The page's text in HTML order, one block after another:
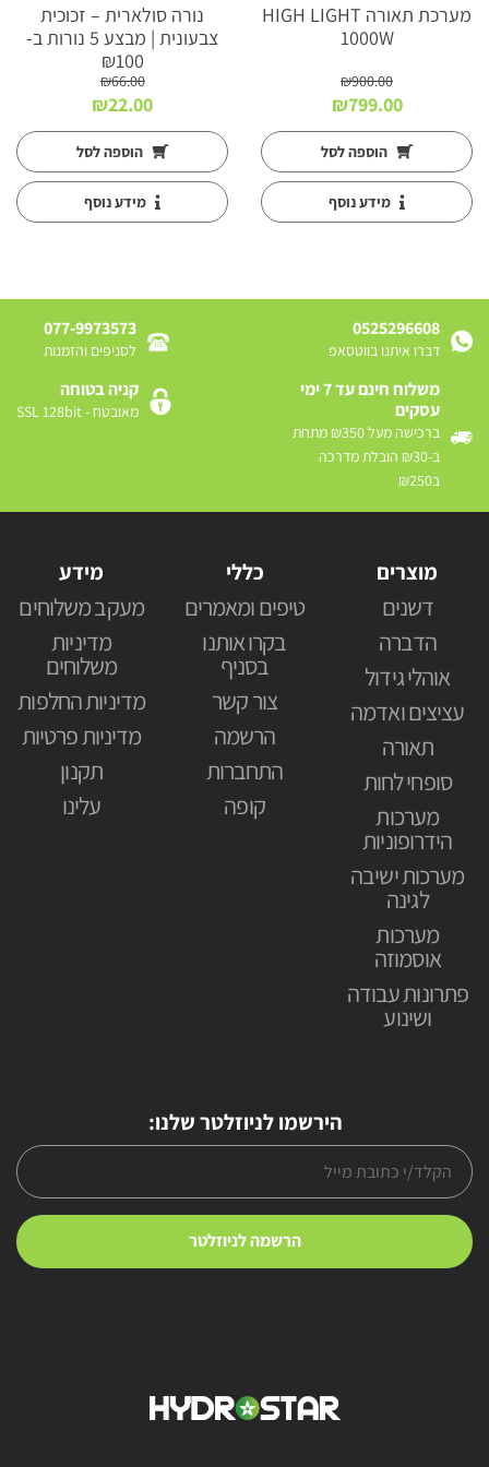
מערכת תאורה HIGH LIGHT
1000W
₪900.00
המחיר
המקורי
היה:
₪900.00.
₪799.00
הנוכחי
הוא:
₪799.00.
הוספה לסל
מידע נוסף
נורה סולארית – זכוכית
צבעונית | מבצע 5 נורות ב-
₪100
₪66.00
המחיר
המקורי
היה:
₪66.00.
₪22.00
הנוכחי
הוא:
₪22.00.
הוספה לסל
מידע נוסף
0525296608
דברו איתנו בווטסאפ
077-9973573
לסניפים והזמנות
משלוח חינם עד 7 ימי
עסקים
ברכישה מעל ₪350 מתחת
ב-₪30 הובלת מדרכה
ב₪250
קניה בטוחה
מאובטח - SSL 128bit
מוצרים
דשנים
הדברה
אוהלי גידול
עציצים ואדמה
תאורה
סופחי לחות
מערכות
הידרופוניות
מערכות ישיבה
לגינה
מערכות
אוסמוזה
פתרונות עבודה
ושינוע
כללי
טיפים ומאמרים
בקרו אותנו
בסניף
צור קשר
הרשמה
התחברות
קופה
מידע
מעקב משלוחים
מדיניות
משלוחים
מדיניות החלפות
מדיניות פרטיות
תקנון
עלינו
הירשמו לניוזלטר שלנו: